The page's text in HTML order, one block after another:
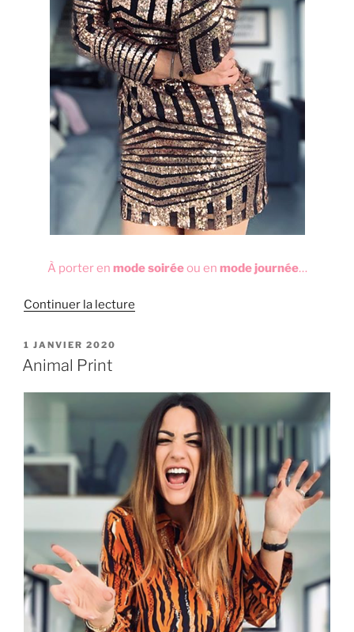
À porter en mode soiréeou en mode journée…
Continuer la lecture
vie »
PUBLIÉ
LE
1 JANVIER 2020
Animal Print